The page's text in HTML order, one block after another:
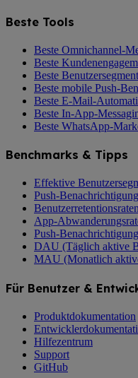
Beste Tools
Beste Omnichannel-
Beste
Beste
Beste mobile Push-
Beste E-Mail-
Beste In-App-
Beste WhatsApp-
Benchmarks & Tipps
Effektive
Push-
App-
Push-
DAU (Täglich aktive
MAU (Monatlich
Für Benutzer &
Produktdokumentation
Hilfezentrum
Support
GitHub